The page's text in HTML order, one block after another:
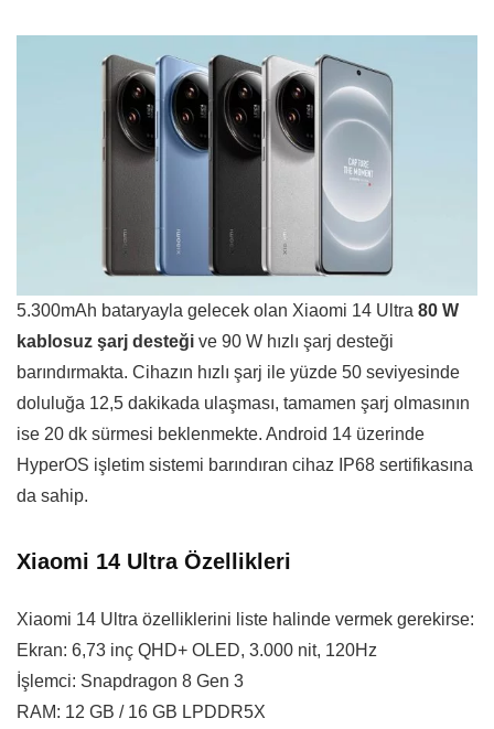
5.300mAh bataryayla gelecek olan Xiaomi 14 Ultra 80 W
kablosuz şarj desteği ve 90 W hızlı şarj desteği
barındırmakta. Cihazın hızlı şarj ile yüzde 50 seviyesinde
doluluğa 12,5 dakikada ulaşması, tamamen şarj olmasının
ise 20 dk sürmesi beklenmekte. Android 14 üzerinde
HyperOS işletim sistemi barındıran cihaz IP68 sertifikasına
da sahip.
Xiaomi 14 Ultra Özellikleri
Xiaomi 14 Ultra özelliklerini liste halinde vermek gerekirse:
Ekran: 6,73 inç QHD+ OLED, 3.000 nit, 120Hz
İşlemci: Snapdragon 8 Gen 3
RAM: 12 GB / 16 GB LPDDR5X